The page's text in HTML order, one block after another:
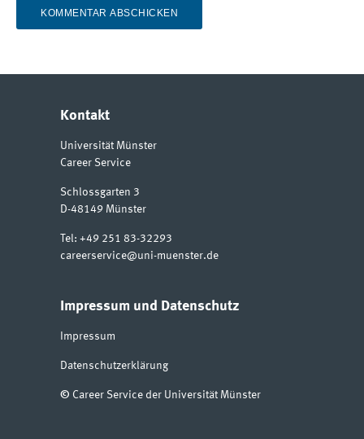
Kontakt
Universität Münster
Career Service
Schlossgarten 3
D-48149 Münster
Tel: +49 251 83-32293
careerservice@uni-muenster.de
Impressum und Datenschutz
Impressum
Datenschutzerklärung
© Career Service der Universität Münster